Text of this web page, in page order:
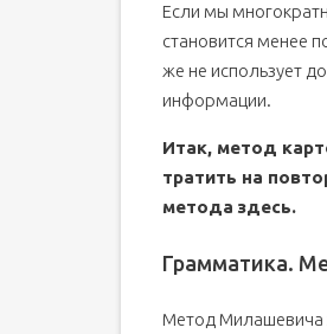
Если мы
становится менее
же не использует
информации.
Итак, метод
тратить на
метода здесь.
Грамматика.
Метод Милашевича